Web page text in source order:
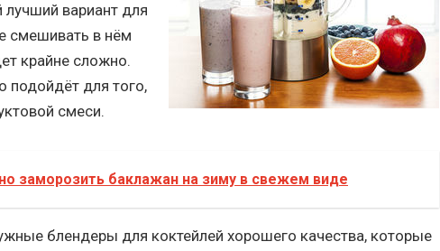
вариант для
смешивать в нём
крайне сложно.
подойдёт для того,
смеси.
заморозить баклажан на зиму в свежем виде
блендеры для коктейлей хорошего качества, которые